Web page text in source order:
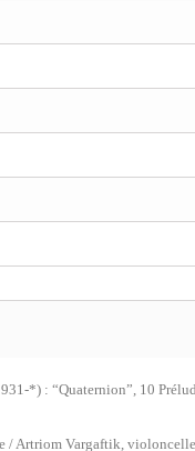
*) : “Quaternion”, 10
/ Artriom Vargaftik, violoncelle